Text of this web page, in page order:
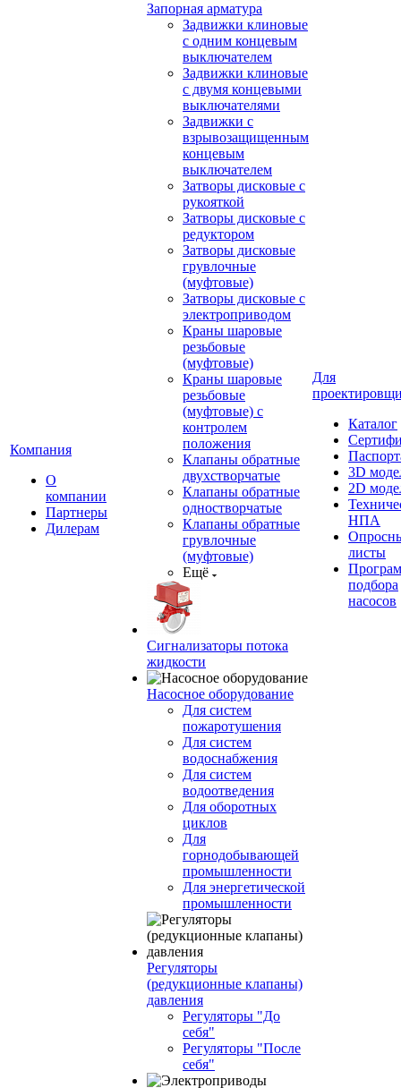
Компания
О
компании
Партнеры
Дилерам
Запорная арматура
Задвижки клиновые
с одним концевым
выключателем
Задвижки клиновые
с двумя концевыми
выключателями
Задвижки с
взрывозащищенным
концевым
выключателем
Затворы дисковые с
рукояткой
Затворы дисковые с
редуктором
Затворы дисковые
грувлочные
(муфтовые)
Затворы дисковые с
электроприводом
Краны шаровые
резьбовые
(муфтовые)
Краны шаровые
резьбовые
(муфтовые) с
контролем
положения
Клапаны обратные
двухстворчатые
Клапаны обратные
одностворчатые
Клапаны обратные
грувлочные
(муфтовые)
Ещё
Сигнализаторы потока
жидкости
Насосное оборудование
Для систем
пожаротушения
Для систем
водоснабжения
Для систем
водоотведения
Для оборотных
циклов
Для
горнодобывающей
промышленности
Для энергетической
промышленности
Регуляторы
(редукционные клапаны)
давления
Регуляторы "До
себя"
Регуляторы "После
себя"
Для
Каталог
3D
2D
НПА
листы
подбора
насосов